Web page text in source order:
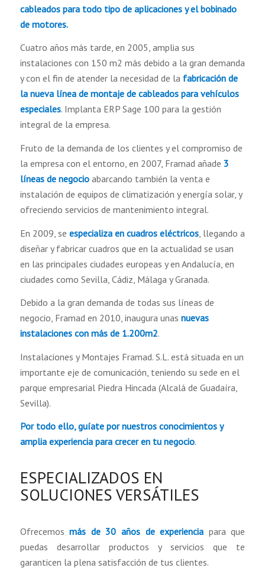
cableados para todo tipo de aplicaciones y el bobinado
de motores.
Cuatro años más tarde, en 2005, amplia sus
instalaciones con 150 m2 más debido a la gran demanda
y con el fin de atender la necesidad de la fabricación de
la nueva línea de montaje de cableados para vehículos
especiales. Implanta ERP Sage 100 para la gestión
integral de la empresa.
Fruto de la demanda de los clientes y el compromiso de
la empresa con el entorno, en 2007, Framad añade 3
líneas de negocioabarcando también la venta e
instalación de equipos de climatización y energía solar, y
ofreciendo servicios de mantenimiento integral.
En 2009, se especializa en cuadros eléctricos, llegando a
diseñar y fabricar cuadros que en la actualidad se usan
en las principales ciudades europeas y en Andalucía, en
ciudades como Sevilla, Cádiz, Málaga y Granada.
Debido a la gran demanda de todas sus líneas de
negocio, Framad en 2010, inaugura unas nuevas
instalaciones con más de 1.200m2.
Instalaciones y Montajes Framad. S.L. está situada en un
importante eje de comunicación, teniendo su sede en el
parque empresarial Piedra Hincada (Alcalá de Guadaíra,
Sevilla).
Por todo ello, guíate por nuestros conocimientos y
amplia experiencia para crecer en tu negocio.
ESPECIALIZADOS EN
SOLUCIONES VERSÁTILES
Ofrecemosmás de 30 años de experiencia para que
puedas desarrollar productos y servicios que te
garanticen la plena satisfacción de tus clientes.